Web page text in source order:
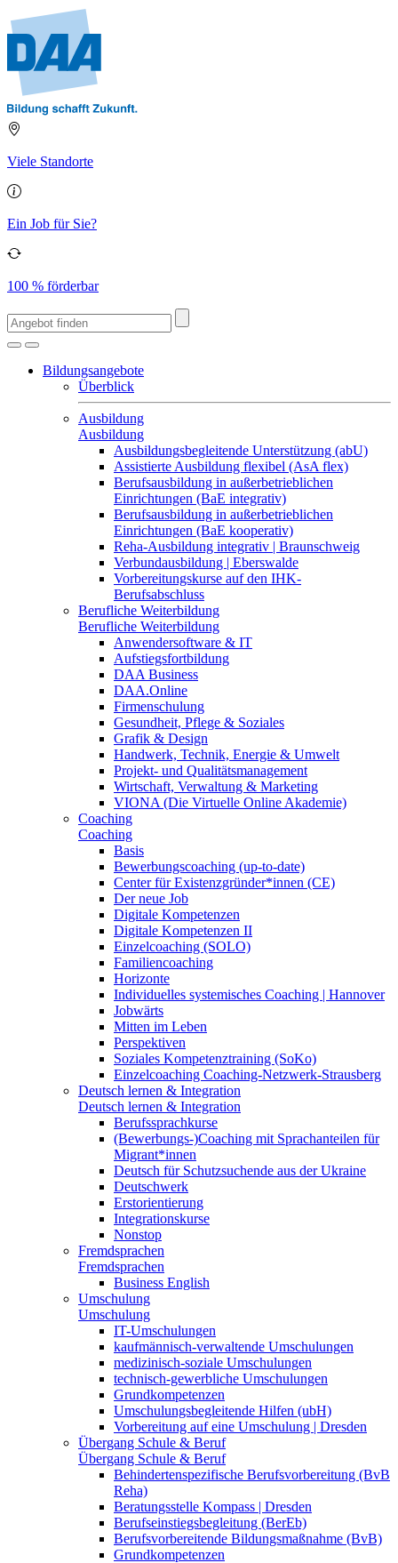
Viele Standorte
Ein Job für Sie?
100 % förderbar
Bildungsangebote
Überblick
Ausbildung
Ausbildung
Ausbildungsbegleitende Unterstützung (abU)
Assistierte Ausbildung flexibel (AsA flex)
Berufsausbildung in außerbetrieblichen
Einrichtungen (BaE integrativ)
Berufsausbildung in außerbetrieblichen
Einrichtungen (BaE kooperativ)
Reha-Ausbildung integrativ | Braunschweig
Verbundausbildung | Eberswalde
Vorbereitungskurse auf den IHK-
Berufsabschluss
Berufliche Weiterbildung
Berufliche Weiterbildung
Anwendersoftware & IT
Aufstiegsfortbildung
DAA Business
DAA.Online
Firmenschulung
Gesundheit, Pflege & Soziales
Grafik & Design
Handwerk, Technik, Energie & Umwelt
Projekt- und Qualitätsmanagement
Wirtschaft, Verwaltung & Marketing
VIONA (Die Virtuelle Online Akademie)
Coaching
Coaching
Basis
Bewerbungscoaching (up-to-date)
Center für Existenzgründer*innen (CE)
Der neue Job
Digitale Kompetenzen
Digitale Kompetenzen II
Einzelcoaching (SOLO)
Familiencoaching
Horizonte
Individuelles systemisches Coaching | Hannover
Jobwärts
Mitten im Leben
Perspektiven
Soziales Kompetenztraining (SoKo)
Einzelcoaching Coaching-Netzwerk-Strausberg
Deutsch lernen & Integration
Deutsch lernen & Integration
Berufssprachkurse
(Bewerbungs-)Coaching mit Sprachanteilen für
Migrant*innen
Deutsch für Schutzsuchende aus der Ukraine
Deutschwerk
Erstorientierung
Integrationskurse
Nonstop
Fremdsprachen
Fremdsprachen
Business English
Umschulung
Umschulung
IT-Umschulungen
kaufmännisch-verwaltende Umschulungen
medizinisch-soziale Umschulungen
technisch-gewerbliche Umschulungen
Grundkompetenzen
Umschulungsbegleitende Hilfen (ubH)
Vorbereitung auf eine Umschulung | Dresden
Übergang Schule & Beruf
Übergang Schule & Beruf
Behindertenspezifische Berufsvorbereitung (BvB
Reha)
Beratungsstelle Kompass | Dresden
Berufseinstiegsbegleitung (BerEb)
Berufsvorbereitende Bildungsmaßnahme (BvB)
Grundkompetenzen